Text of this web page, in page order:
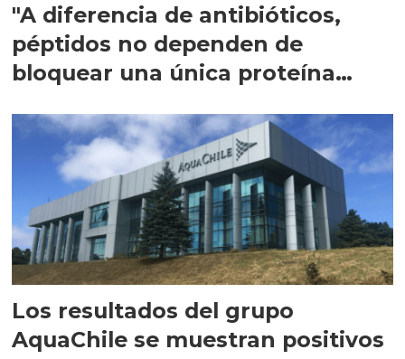
"A diferencia de antibióticos,
péptidos no dependen de
bloquear una única proteína
Los resultados del grupo
AquaChile se muestran positivos